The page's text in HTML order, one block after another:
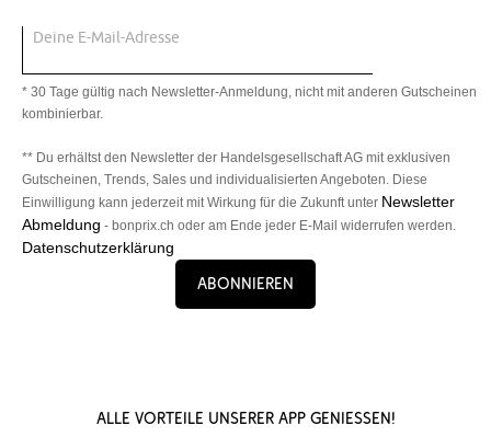
Deine E-Mail-Adresse
* 30 Tage gültig nach Newsletter-Anmeldung, nicht mit anderen Gutscheinen
kombinierbar.
** Du erhältst den Newsletter der Handelsgesellschaft AG mit exklusiven
Gutscheinen, Trends, Sales und individualisierten Angeboten. Diese
Einwilligung kann jederzeit mit Wirkung für die Zukunft unter Newsletter
Abmeldung - bonprix.ch oder am Ende jeder E-Mail widerrufen werden.
Datenschutzerklärung
Abonnieren
Alle Vorteile unserer App genießen!